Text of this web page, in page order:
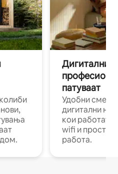
Дигитални
патуваат
Удобни
дигитални
кои работат
wifi и
работа.